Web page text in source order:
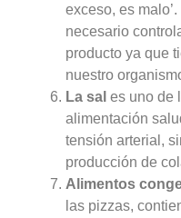
exceso, es
necesario
producto ya que
nuestro
La sal es uno de
alimentación
tensión arterial,
producción de
Alimentos
las pizzas,